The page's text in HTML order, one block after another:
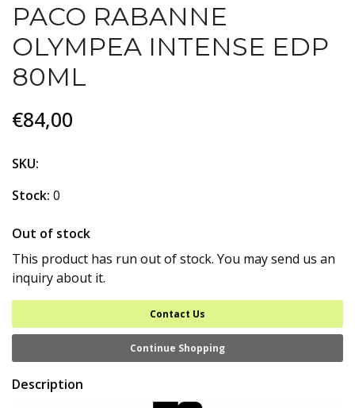
PACO RABANNE
OLYMPEA INTENSE EDP
80ML
€84,00
SKU:
Stock: 0
Out of stock
This product has run out of stock. You may send us an
inquiry about it.
Contact Us
Continue Shopping
Description